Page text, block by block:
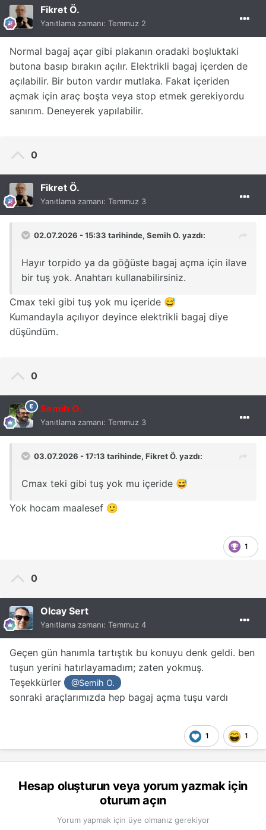
Fikret Ö.
Yanıtlama zamanı: Temmuz 2
Normal bagaj açar gibi plakanın oradaki boşluktaki
butona basıp bırakın açılır. Elektrikli bagaj içerden de
açılabilir. Bir buton vardır mutlaka. Fakat içeriden
açmak için araç boşta veya stop etmek gerekiyordu
sanırım. Deneyerek yapılabilir.
0
Fikret Ö.
Yanıtlama zamanı: Temmuz 3
02.07.2026 - 15:33 tarihinde, Semih O. yazdı:
Hayır torpido ya da göğüste bagaj açma için ilave
bir tuş yok. Anahtarı kullanabilirsiniz.
Cmax teki gibi tuş yok mu içeride 😅
Kumandayla açılıyor deyince elektrikli bagaj diye
düşündüm.
0
Semih O.
Yanıtlama zamanı: Temmuz 3
03.07.2026 - 17:13 tarihinde, Fikret Ö. yazdı:
Cmax teki gibi tuş yok mu içeride 😅
Yok hocam maalesef 🙂
1
0
Olcay Sert
Yanıtlama zamanı: Temmuz 4
Geçen gün hanımla tartıştık bu konuyu denk geldi. ben
tuşun yerini hatırlayamadım; zaten yokmuş.
Teşekkürler
@Semih O.
sonraki araçlarımızda hep bagaj açma tuşu vardı
1 1
Hesap oluşturun veya yorum yazmak için
oturum açın
Yorum yapmak için üye olmanız gerekiyor